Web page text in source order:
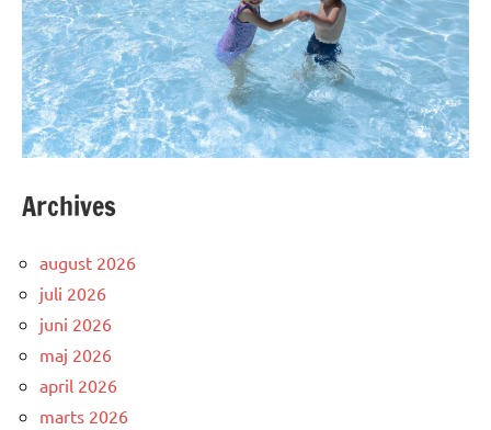
Archives
august 2026
juli 2026
juni 2026
maj 2026
april 2026
marts 2026